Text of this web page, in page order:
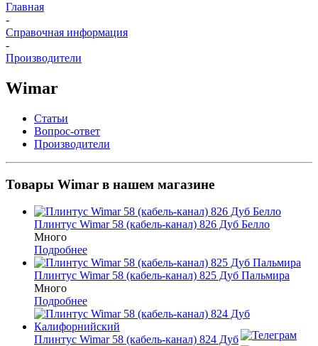
Главная
-
Справочная информация
-
Производители
Wimar
Статьи
Вопрос-ответ
Производители
Товары Wimar в нашем магазине
Плинтус Wimar 58 (кабель-канал) 826 Дуб Белло
Много
Подробнее
Плинтус Wimar 58 (кабель-канал) 825 Дуб Пальмира
Много
Подробнее
Плинтус Wimar 58 (кабель-канал) 824 Дуб